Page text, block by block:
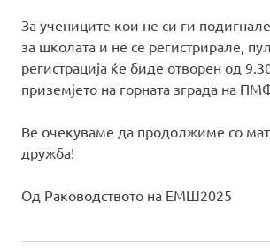
За учениците кои не си ги
за школата и не се регистрирале,
регистрација ќе биде отворен од
приземјето на горната зграда на
Ве очекуваме да продолжиме со
дружба!
Од Раководството на ЕМШ2025